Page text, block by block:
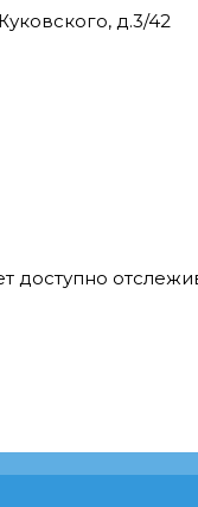
д.3/42
доступно